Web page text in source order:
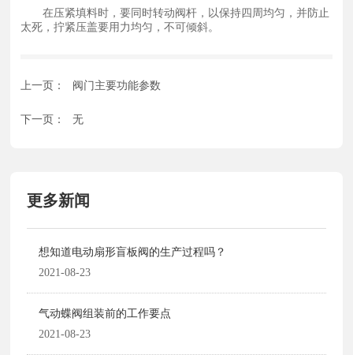
在压紧填料时，要同时转动阀杆，以保持四周均匀，并防止
太死，拧紧压盖要用力均匀，不可倾斜。
上一页： 阀门主要功能参数
下一页： 无
更多新闻
想知道电动扇形盲板阀的生产过程吗？
2021-08-23
气动蝶阀组装前的工作要点
2021-08-23